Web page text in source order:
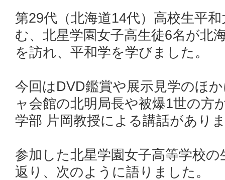
第29代（北海道14代）高校生平
む、北星学園女子高生徒6名が北
を訪れ、平和学を学びました。
今回はDVD鑑賞や展示見学のほ
ャ会館の北明局長や被爆1世の方
学部 片岡教授による講話があり
参加した北星学園女子高等学校
返り、次のように語りました。